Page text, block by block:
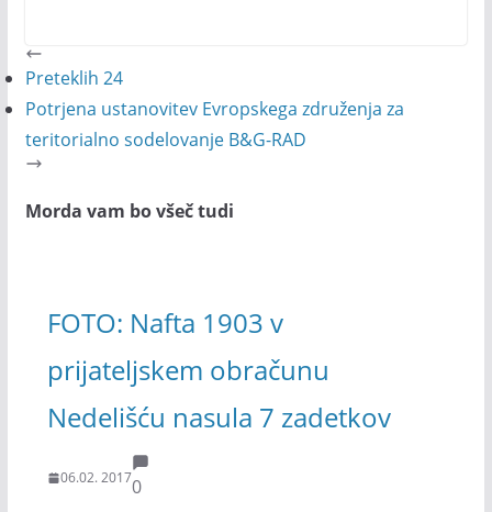
Preteklih 24
Potrjena ustanovitev Evropskega združenja za
teritorialno sodelovanje B&G-RAD
Morda vam bo všeč tudi
FOTO: Nafta 1903 v
prijateljskem obračunu
Nedelišću nasula 7 zadetkov
06.02. 20170